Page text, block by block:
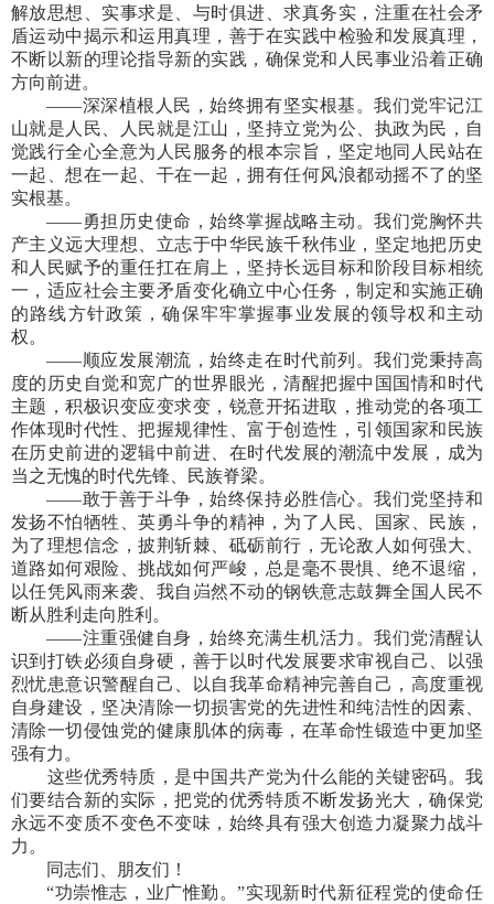
解放思想、实事求是、与时俱进、求真务实，注重在社会矛
盾运动中揭示和运用真理，善于在实践中检验和发展真理，
不断以新的理论指导新的实践，确保党和人民事业沿着正确
方向前进。
——深深植根人民，始终拥有坚实根基。我们党牢记江
山就是人民、人民就是江山，坚持立党为公、执政为民，自
觉践行全心全意为人民服务的根本宗旨，坚定地同人民站在
一起、想在一起、干在一起，拥有任何风浪都动摇不了的坚
实根基。
——勇担历史使命，始终掌握战略主动。我们党胸怀共
产主义远大理想、立志于中华民族千秋伟业，坚定地把历史
和人民赋予的重任扛在肩上，坚持长远目标和阶段目标相统
一，适应社会主要矛盾变化确立中心任务，制定和实施正确
的路线方针政策，确保牢牢掌握事业发展的领导权和主动
权。
——顺应发展潮流，始终走在时代前列。我们党秉持高
度的历史自觉和宽广的世界眼光，清醒把握中国国情和时代
主题，积极识变应变求变，锐意开拓进取，推动党的各项工
作体现时代性、把握规律性、富于创造性，引领国家和民族
在历史前进的逻辑中前进、在时代发展的潮流中发展，成为
当之无愧的时代先锋、民族脊梁。
——敢于善于斗争，始终保持必胜信心。我们党坚持和
发扬不怕牺牲、英勇斗争的精神，为了人民、国家、民族，
为了理想信念，披荆斩棘、砥砺前行，无论敌人如何强大、
道路如何艰险、挑战如何严峻，总是毫不畏惧、绝不退缩，
以任凭风雨来袭、我自岿然不动的钢铁意志鼓舞全国人民不
断从胜利走向胜利。
——注重强健自身，始终充满生机活力。我们党清醒认
识到打铁必须自身硬，善于以时代发展要求审视自己、以强
烈忧患意识警醒自己、以自我革命精神完善自己，高度重视
自身建设，坚决清除一切损害党的先进性和纯洁性的因素、
清除一切侵蚀党的健康肌体的病毒，在革命性锻造中更加坚
强有力。
这些优秀特质，是中国共产党为什么能的关键密码。我
们要结合新的实际，把党的优秀特质不断发扬光大，确保党
永远不变质不变色不变味，始终具有强大创造力凝聚力战斗
力。
同志们、朋友们！
“功崇惟志，业广惟勤。”实现新时代新征程党的使命任